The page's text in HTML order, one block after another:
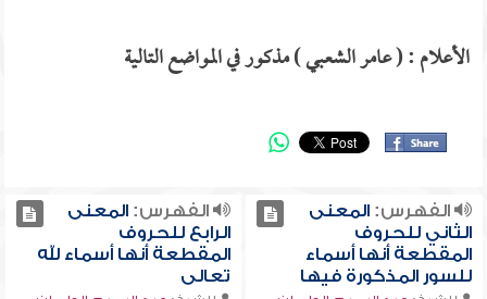
الأعلام : ( عامر الشعبي ) مذكور في المواضع التالية
الفهرس:المعنى
الثاني للحروف
المقطعة أنها أسماء
للسور المذكورة فيها
الفهرس:المعنى
الرابع للحروف
المقطعة أنها أسماء لله
تعالى